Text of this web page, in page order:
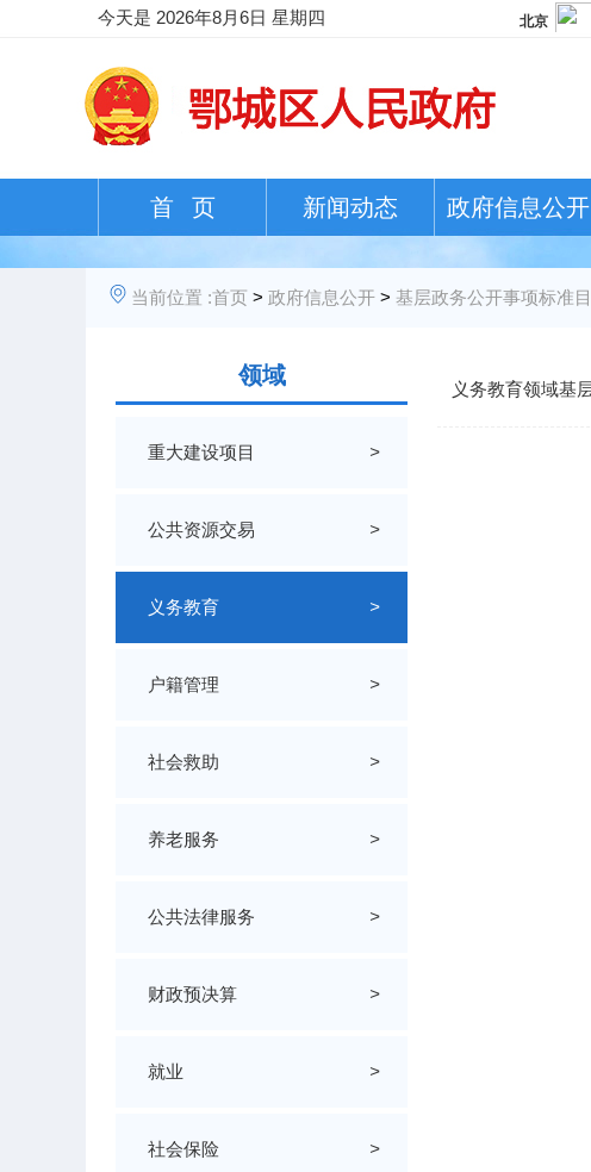
今天是 2026年8月6日 星期四
首 页 新闻动态 政府信息公开
当前位置 :首页 > 政府信息公开 > 基层政务公开事项标准
领域
重大建设项目 >
公共资源交易 >
义务教育 >
户籍管理 >
社会救助 >
养老服务 >
公共法律服务 >
财政预决算 >
就业 >
社会保险 >
义务教育领域基